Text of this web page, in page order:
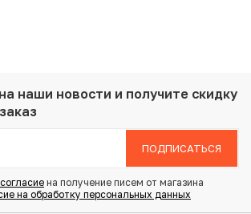
наши новости и получите скидку
ПОДПИСАТЬСЯ
согласие на получение писем от магазина
на обработку персональных данных